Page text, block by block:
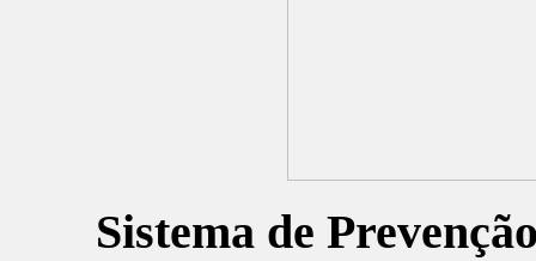
Sistema de